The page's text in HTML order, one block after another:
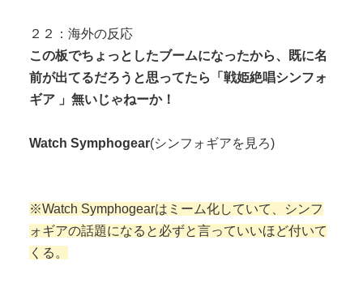
２２：海外の反応
この板でちょっとしたブームになったから、既に名
前が出てるだろうと思ってたら「 戦姫絶唱シンフォ
ギア 」無いじゃねーか！
Watch Symphogear(シンフォギアを見ろ)
※Watch Symphogearはミーム化していて、シンフ
ォギアの話題になると必ずと言っていいほど付いて
くる。